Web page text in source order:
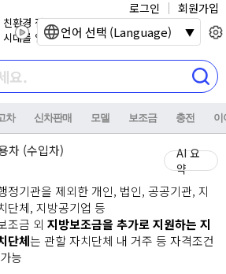
친환경 전기자동차
시대를 열어갑니다.
로그인 회원가입
차 신차판매 모델 보조금 충전 이
차 (수입차)
AI 요
약
정기관을 제외한 개인, 법인, 공공기관, 지
단체, 지방공기업 등
조금 외 지방보조금을 추가로 지원하는 지
단체는 관할 자치단체 내 거주 등 자격조건
능
언어 선택 (Language)